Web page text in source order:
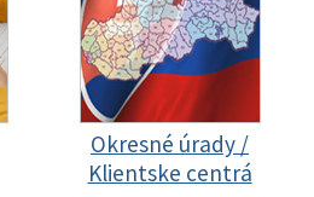
Okresné úrady /
Klientske centrá